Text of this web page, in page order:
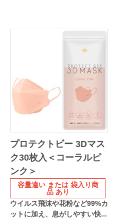
プロテクトビー 3Dマス
ク30枚入＜コーラルピ
ンク＞
容量違い または 袋入り商
品 あり
ウイルス飛沫や花粉など99%カ
ットに加え、息がしやすい快...